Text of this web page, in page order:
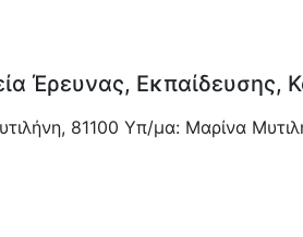
Έρευνας, Εκπαίδευσης,
81100 Υπ/μα: Μαρίνα